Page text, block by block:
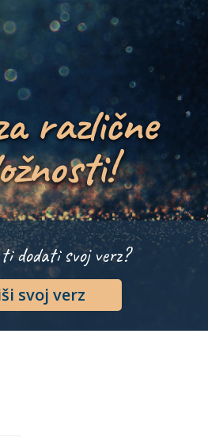
različne
dodati svoj verz?
svoj verz